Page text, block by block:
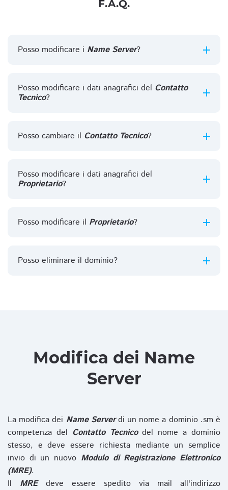
F.A.Q.
Posso modificare i Name Server?
Posso modificare i dati anagrafici del Contatto
Tecnico?
Posso cambiare il Contatto Tecnico?
Posso modificare i dati anagrafici del
Proprietario?
Posso modificare il Proprietario?
Posso eliminare il dominio?
Modifica dei Name
Server
La modifica dei Name Serverdi un nome a dominio .sm è
competenza del Contatto Tecnicodel nome a dominio
stesso, e deve essere richiesta mediante un semplice
invio di un nuovo Modulo di Registrazione Elettronico
(MRE).
Il MREdeve essere spedito via mail all'indirizzo